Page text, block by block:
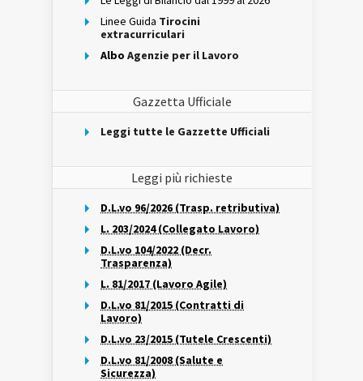
Linee Guida Tirocini
extracurriculari
Albo Agenzie per il Lavoro
Gazzetta Ufficiale
Leggi tutte le Gazzette Ufficiali
Leggi più richieste
D.L.vo 96/2026 (Trasp. retributiva)
L. 203/2024 (Collegato Lavoro)
D.L.vo 104/2022 (Decr.
Trasparenza)
L. 81/2017 (Lavoro Agile)
D.L.vo 81/2015 (Contratti di
Lavoro)
D.L.vo 23/2015 (Tutele Crescenti)
D.L.vo 81/2008 (Salute e
Sicurezza)